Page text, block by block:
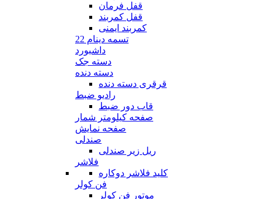
قفل فرمان
قفل کمربند
کمربند ایمنی
تسمه دینام 22
داشبورد
دسته جک
دسته دنده
قرقری دسته دنده
رادیو ضبط
قاب دور ضبط
صفحه کیلومتر شمار
صفحه نمایش
صندلی
ریل زیر صندلی
فلاشر
کلید فلاشر دوکاره
فن کولر
موتور فن کولر